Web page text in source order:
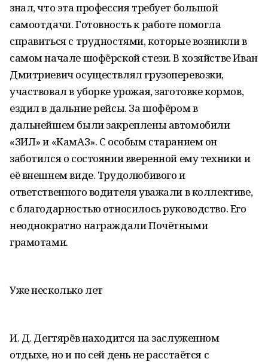
знал, что эта профессия требует большой
самоотдачи. Готовность к работе помогла
справиться с трудностями, которые возникли в
самом начале шофёрской стези. В хозяйстве Иван
Дмитриевич осуществлял грузоперевозки,
участвовал в уборке урожая, заготовке кормов,
ездил в дальние рейсы. За шофёром в
дальнейшем были закреплены автомобили
«ЗИЛ» и «КамАЗ». С особым старанием он
заботился о состоянии вверенной ему техники и
её внешнем виде. Трудолюбивого и
ответственного водителя уважали в коллективе,
с благодарностью относилось руководство. Его
неоднократно награждали Почётными
грамотами.
Уже несколько лет
И. Д. Дегтярёв находится на заслуженном
отдыхе, но и по сей день не расстаётся с